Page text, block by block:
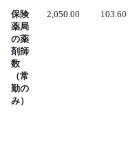
保険
薬局
の薬
剤師
数
（常
勤の
み）
2,050.00 103.60